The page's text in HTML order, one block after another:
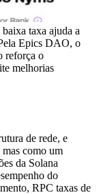
taxa ajuda a
Epics DAO, o
reforça o
melhorias
de rede, e
mas como um
da Solana
do
RPC taxas de